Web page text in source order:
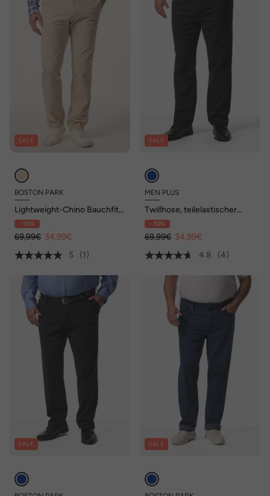
SALE
BOSTON PARK
Lightweight-Chino Bauchfit,
Straight Fit, 5-Pocketbis 72
- 50%
69,99€ 34,99€
5
(1)
SALE
MEN PLUS
Twillhose, teilelastischer
Bund, bis 74/36
- 50%
69,99€ 34,99€
4.8
(4)
SALE SALE